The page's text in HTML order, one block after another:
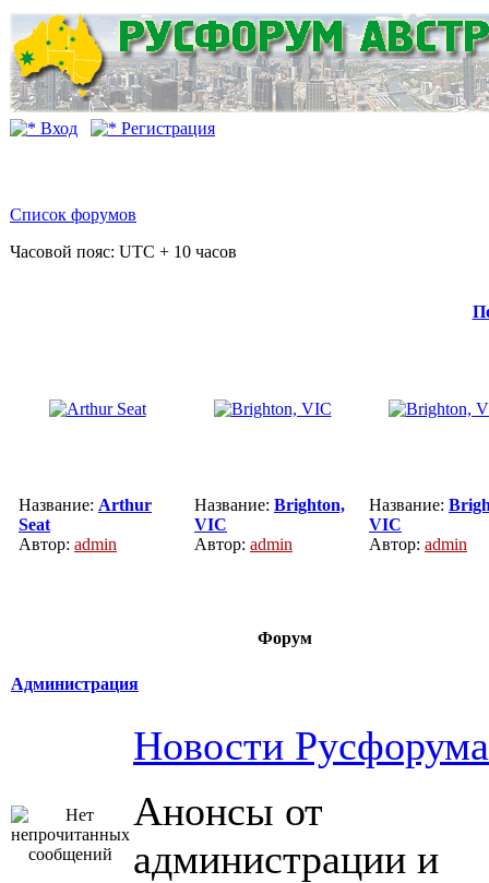
Вход Регистрация
Список форумов
Часовой пояс: UTC + 10 часов
Название: Arthur
Seat
Автор: admin
Название: Brighton,
VIC
Автор: admin
Название:
VIC
Автор: admin
Форум
Администрация
Новости Русфорума
Анонсы от
администрации и